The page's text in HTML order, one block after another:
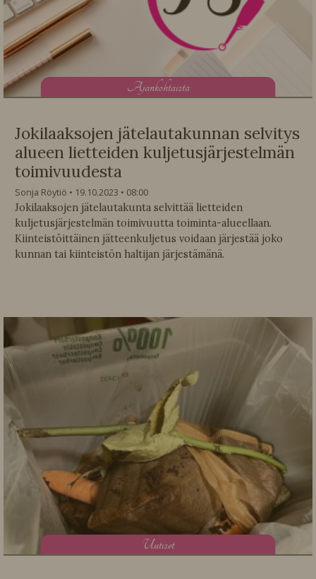
Ajankohtaista
Jokilaaksojen jätelautakunnan selvitys
alueen lietteiden kuljetusjärjestelmän
toimivuudesta
Sonja Röytiö 19.10.2023
08:00
Jokilaaksojen jätelautakunta selvittää lietteiden
kuljetusjärjestelmän toimivuutta toiminta-alueellaan.
Kiinteistöittäinen jätteenkuljetus voidaan järjestää joko
kunnan tai kiinteistön haltijan järjestämänä.
Uutiset